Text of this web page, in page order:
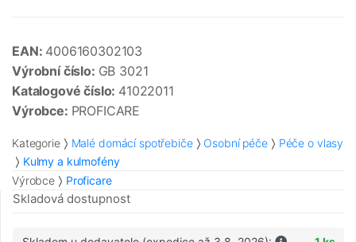
EAN: 4006160302103
Výrobní číslo: GB 3021
Katalogové číslo: 41022011
Výrobce: PROFICARE
Kategorie Malé domácí spotřebiče Osobní péče
Péče o vlasy
Kulmy a kulmofény
Výrobce
Proficare
Skladová dostupnost